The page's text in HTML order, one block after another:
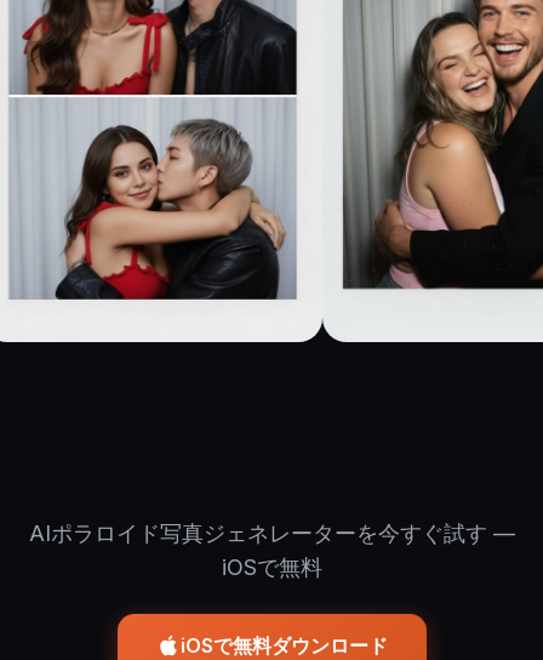
AIポラロイド写真ジェネレーターを今すぐ試す —
iOSで無料
iOSで無料ダウンロード